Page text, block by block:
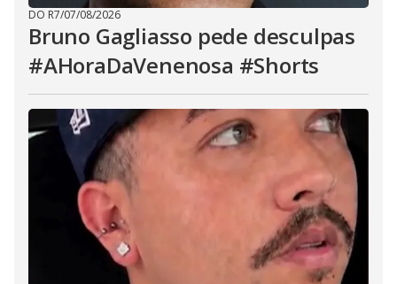
DO R7/07/08/2026
Bruno Gagliasso pede desculpas
#AHoraDaVenenosa #Shorts